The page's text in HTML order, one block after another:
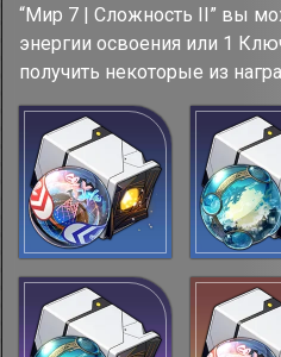
“Мир 7 | Сложность II” вы
энергии освоения или 1
получить некоторые из